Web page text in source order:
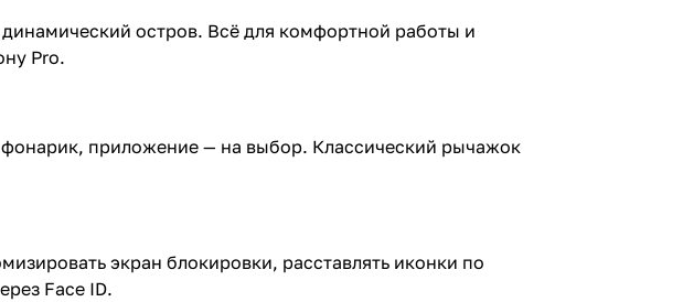
остров. Всё для комфортной работы и
Pro.
приложение — на выбор. Классический рычажок
экран блокировки, расставлять иконки по
Face ID.